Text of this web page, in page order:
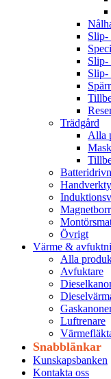
Slip-
Slip-
Slip-
Trädgård
Alla
Övrigt
Värme &
Alla
Avfuktare
Luftrenare
Snabblänkar
Kunskapsbanken
Kontakta oss